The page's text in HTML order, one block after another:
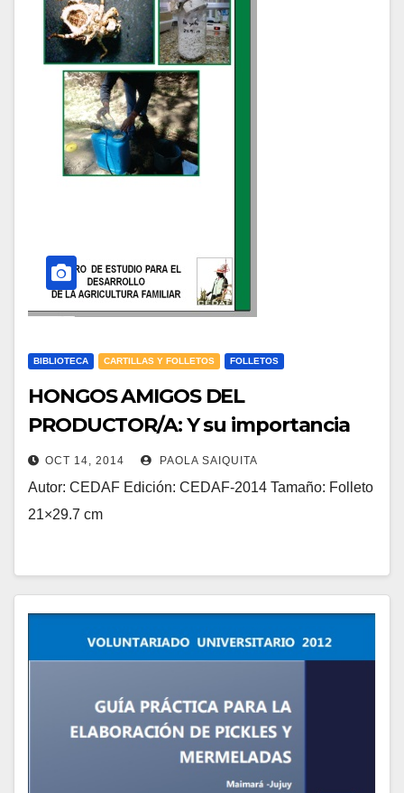
BIBLIOTECA CARTILLAS Y FOLLETOS FOLLETOS
HONGOS AMIGOS DEL
PRODUCTOR/A: Y su importancia
en el manejo de plagas y
enfermedades
OCT 14, 2014 PAOLA SAIQUITA
Autor: CEDAF Edición: CEDAF-2014 Tamaño: Folleto
21×29.7 cm